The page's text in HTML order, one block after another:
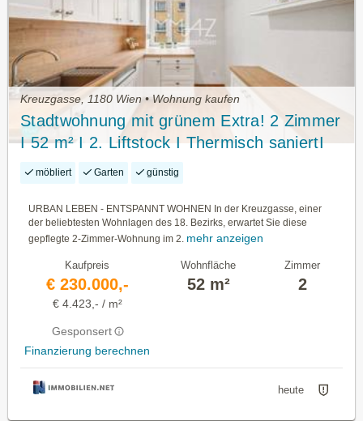
Kreuzgasse, 1180 Wien • Wohnung kaufen
Stadtwohnung mit grünem Extra! 2 Zimmer
I 52 m² I 2. Liftstock I Thermisch saniertI
Ausgezeichnete Infrastruktur + AKH Nähe
möbliert Garten günstig
URBAN LEBEN - ENTSPANNT WOHNEN In der Kreuzgasse, einer
der beliebtesten Wohnlagen des 18. Bezirks, erwartet Sie diese
gepflegte 2-Zimmer-Wohnung im 2. mehr anzeigen
Kaufpreis
€ 230.000,-
€ 4.423,- / m²
Gesponsert
Finanzierung berechnen
Wohnfläche
52 m²
Zimmer
2
heute